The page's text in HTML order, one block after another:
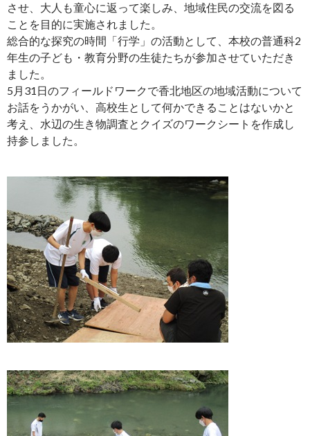
させ、大人も童心に返って楽しみ、地域住民の交流を図る
ことを目的に実施されました。
総合的な探究の時間「行学」の活動として、本校の普通科2
年生の子ども・教育分野の生徒たちが参加させていただき
ました。
5月31日のフィールドワークで香北地区の地域活動について
お話をうかがい、高校生として何かできることはないかと
考え、水辺の生き物調査とクイズのワークシートを作成し
持参しました。